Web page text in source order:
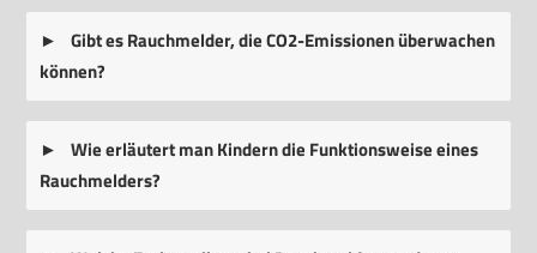
Gibt es Rauchmelder, die CO2-Emissionen überwachen
können?
Wie erläutert man Kindern die Funktionsweise eines
Rauchmelders?